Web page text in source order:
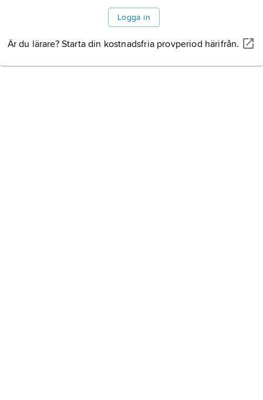
Information om artikeln
Logga in
Är du lärare? Starta din kostnadsfria provperiod härifrån.